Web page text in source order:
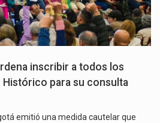
inscribir a todos los
para su consulta
emitió una medida cautelar que